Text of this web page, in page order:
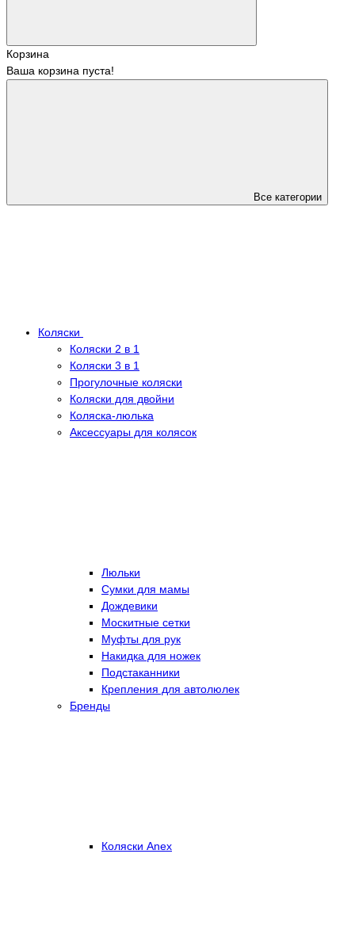
Корзина
Ваша корзина пуста!
Все категории
Коляски
Коляски 2 в 1
Коляски 3 в 1
Прогулочные коляски
Коляски для двойни
Коляска-люлька
Аксессуары для колясок
Люльки
Сумки для мамы
Дождевики
Москитные сетки
Муфты для рук
Накидка для ножек
Подстаканники
Крепления для автолюлек
Бренды
Коляски Anex